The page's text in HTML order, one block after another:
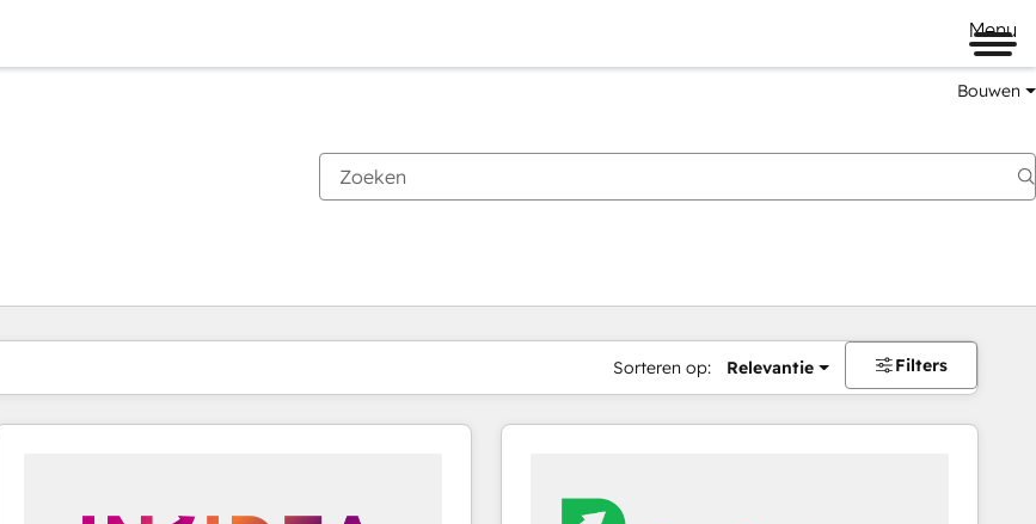
Menu
Bouwen
Sorteren op: Relevantie Filters
Je bent momenteel opPagina
PaginaPaginaPaginaPaginaPaginaPaginaPaginaPaginaPaginaPagina